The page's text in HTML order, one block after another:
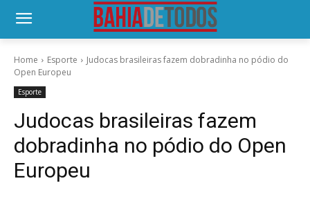
Home Esporte
Judocas brasileiras fazem dobradinha no pódio do
Open Europeu
Esporte
Judocas brasileiras fazem
dobradinha no pódio do Open
Europeu